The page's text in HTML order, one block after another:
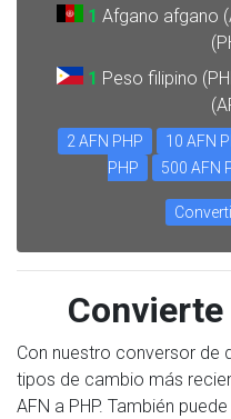
1 Afgano afgano
1 Peso filipino
2 AFN PHP 10 AFN
PHP
500 AFN
Convierte
Con nuestro conversor de
tipos de cambio más
AFN a PHP. También